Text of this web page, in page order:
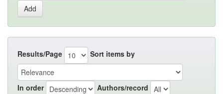
Results/Page Sort items by
In order Authors/record